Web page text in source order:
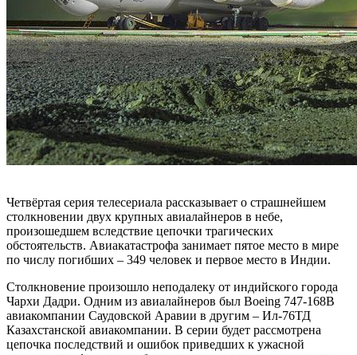
Четвёртая серия телесериала рассказывает о страшнейшем
столкновении двух крупных авиалайнеров в небе,
произошедшем вследствие цепочки трагических
обстоятельств. Авиакатастрофа занимает пятое место в мире
по числу погибших – 349 человек и первое место в Индии.
Столкновение произошло неподалеку от индийского города
Чархи Дадри. Одним из авиалайнеров был Boeing 747-168B
авиакомпании Саудовской Аравии в другим – Ил-76ТД
Казахстанской авиакомпании. В серии будет рассмотрена
цепочка последствий и ошибок приведших к ужасной